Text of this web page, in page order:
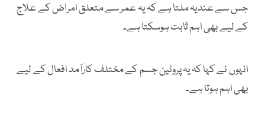
جس سے عندیہ ملتا ہے کہ یہ عمر سے متعلق امراض کے علاج
کے لیے بھی اہم ثابت ہوسکتا ہے۔
انہوں نے کہا کہ یہ پروٹین جسم کے مختلف کارآمد افعال کے لیے
بھی اہم ہوتا ہے۔